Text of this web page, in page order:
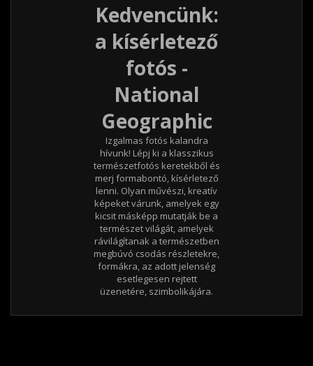
Kedvencünk:
a kísérletező
fotós -
National
Geographic
Izgalmas fotós kalandra
hívunk! Lépj ki a klasszikus
természetfotós keretekből és
merj formabontó, kísérletező
lenni. Olyan művészi, kreatív
képeket várunk, amelyek egy
kicsit másképp mutatják be a
természet világát, amelyek
rávilágítanak a természetben
megbúvó csodás részletekre,
formákra, az adott jelenség
esetlegesen rejtett
üzenetére, szimbolikájára.